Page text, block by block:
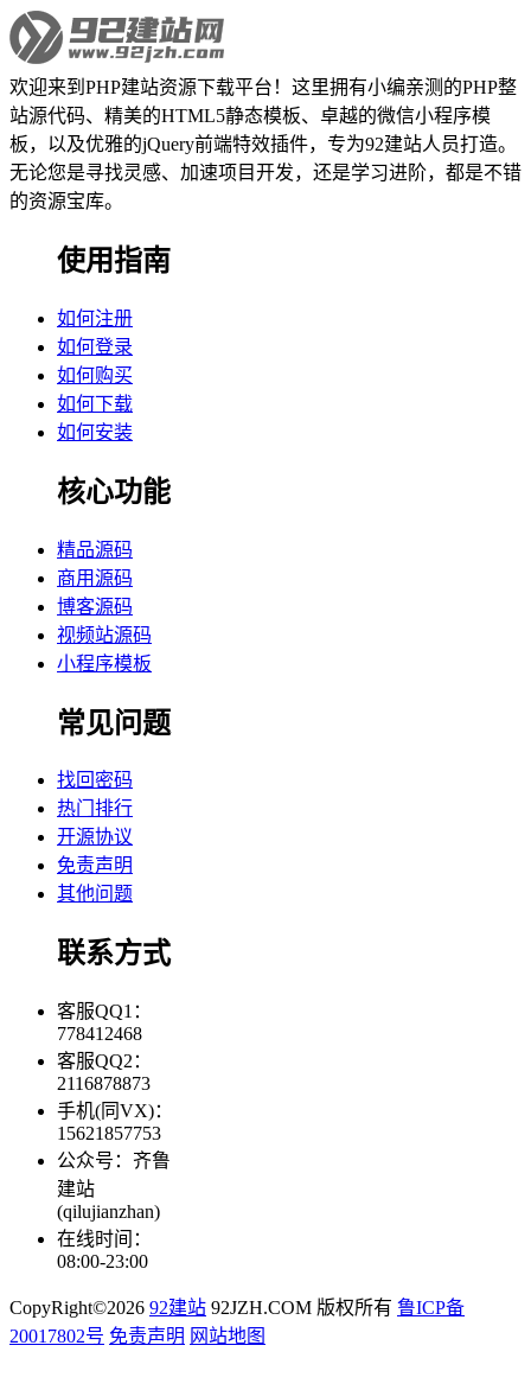
欢迎来到PHP建站资源下载平台！这里拥有小编亲测的PHP整
站源代码、精美的HTML5静态模板、卓越的微信小程序模
板，以及优雅的jQuery前端特效插件，专为92建站人员打造。
无论您是寻找灵感、加速项目开发，还是学习进阶，都是不错
的资源宝库。
使用指南
如何注册
如何登录
如何购买
如何下载
如何安装
核心功能
精品源码
商用源码
博客源码
视频站源码
小程序模板
常见问题
找回密码
热门排行
开源协议
免责声明
其他问题
联系方式
客服QQ1：
778412468
客服QQ2：
2116878873
手机(同VX)：
15621857753
公众号：齐鲁
建站
(qilujianzhan)
在线时间：
08:00-23:00
CopyRight©2026 92建站 92JZH.COM 版权所有 鲁ICP备
20017802号 免责声明 网站地图